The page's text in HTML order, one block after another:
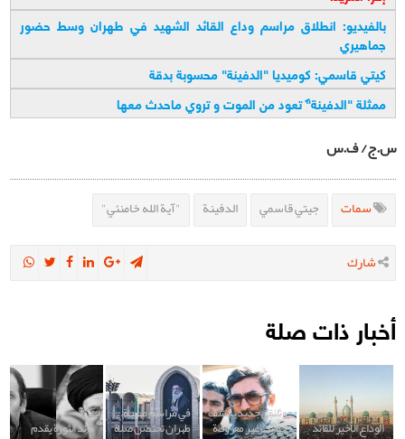
بالفيديو: انطلاق مراسم وداع القائد الشهيد في طهران وسط حضور
جماهيري
كيتي قاسمي: كوميديا "الدفينة" محسوبة بدقة
ممثلة "الدفينة" تعود من الموت و تروي ماحدث معها
س.ج/ ف.س
سمات جيتي قاسمي الدفينة "آية الله خامنئي"
شارك
أخبار ذات صلة
الوداع الأخير للقائد
وثائقي جديد يكشف
جوانب غير معروفة
في مراسم مهيبة..
طهران تحتضن صلاة قائد الثورة يقدم